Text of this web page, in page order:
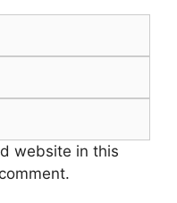
website in this